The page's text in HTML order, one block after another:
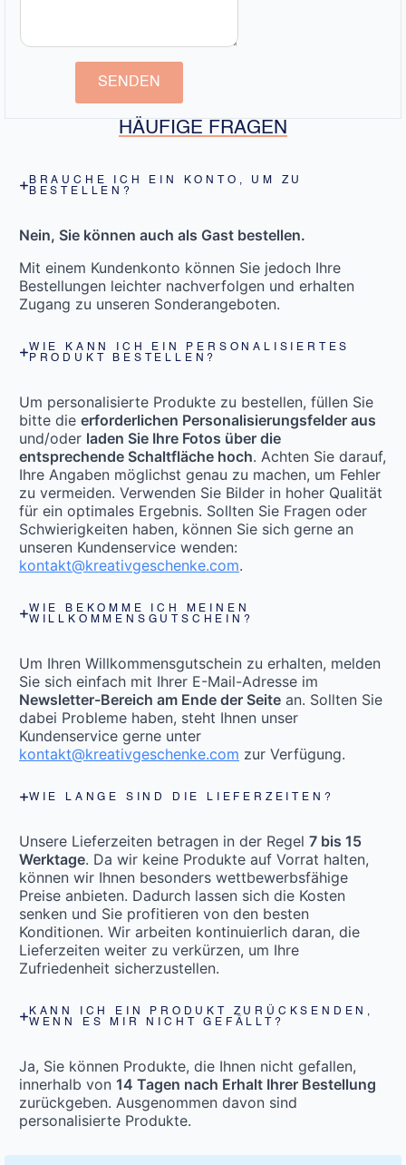
SENDEN
HÄUFIGE FRAGEN
BRAUCHE ICH EIN KONTO, UM ZU
BESTELLEN?
Nein, Sie können auch als Gast bestellen.
Mit einem Kundenkonto können Sie jedoch Ihre
Bestellungen leichter nachverfolgen und erhalten
Zugang zu unseren Sonderangeboten.
WIE KANN ICH EIN PERSONALISIERTES
PRODUKT BESTELLEN?
Um personalisierte Produkte zu bestellen, füllen Sie
bitte die erforderlichen Personalisierungsfelder aus
und/oder laden Sie Ihre Fotos über die
entsprechende Schaltfläche hoch. Achten Sie darauf,
Ihre Angaben möglichst genau zu machen, um Fehler
zu vermeiden. Verwenden Sie Bilder in hoher Qualität
für ein optimales Ergebnis. Sollten Sie Fragen oder
Schwierigkeiten haben, können Sie sich gerne an
unseren Kundenservice wenden:
kontakt@kreativgeschenke.com.
WIE BEKOMME ICH MEINEN
WILLKOMMENSGUTSCHEIN?
Um Ihren Willkommensgutschein zu erhalten, melden
Sie sich einfach mit Ihrer E-Mail-Adresse im
Newsletter-Bereich am Ende der Seite an. Sollten Sie
dabei Probleme haben, steht Ihnen unser
Kundenservice gerne unter
kontakt@kreativgeschenke.com zur Verfügung.
WIE LANGE SIND DIE LIEFERZEITEN?
Unsere Lieferzeiten betragen in der Regel 7 bis 15
Werktage. Da wir keine Produkte auf Vorrat halten,
können wir Ihnen besonders wettbewerbsfähige
Preise anbieten. Dadurch lassen sich die Kosten
senken und Sie profitieren von den besten
Konditionen. Wir arbeiten kontinuierlich daran, die
Lieferzeiten weiter zu verkürzen, um Ihre
Zufriedenheit sicherzustellen.
KANN ICH EIN PRODUKT ZURÜCKSENDEN,
WENN ES MIR NICHT GEFÄLLT?
Ja, Sie können Produkte, die Ihnen nicht gefallen,
innerhalb von 14 Tagen nach Erhalt Ihrer Bestellung
zurückgeben. Ausgenommen davon sind
personalisierte Produkte.